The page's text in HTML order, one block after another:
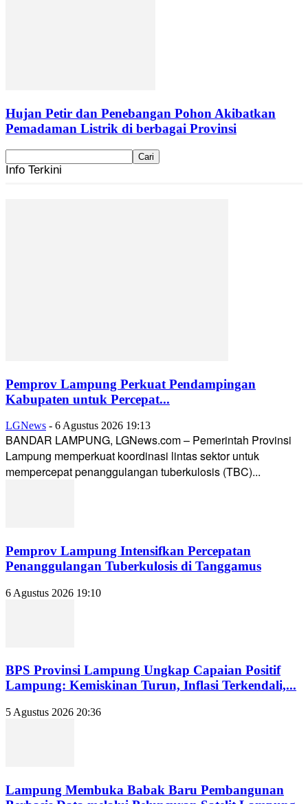
Hujan Petir dan Penebangan Pohon Akibatkan
Pemadaman Listrik di berbagai Provinsi
Info Terkini
Pemprov Lampung Perkuat Pendampingan
Kabupaten untuk Percepat...
LGNews - 6 Agustus 2026 19:13
BANDAR LAMPUNG, LGNews.com – Pemerintah Provinsi
Lampung memperkuat koordinasi lintas sektor untuk
mempercepat penanggulangan tuberkulosis (TBC)...
Pemprov Lampung Intensifkan Percepatan
Penanggulangan Tuberkulosis di Tanggamus
6 Agustus 2026 19:10
BPS Provinsi Lampung Ungkap Capaian Positif
Lampung: Kemiskinan Turun, Inflasi Terkendali,...
5 Agustus 2026 20:36
Lampung Membuka Babak Baru Pembangunan